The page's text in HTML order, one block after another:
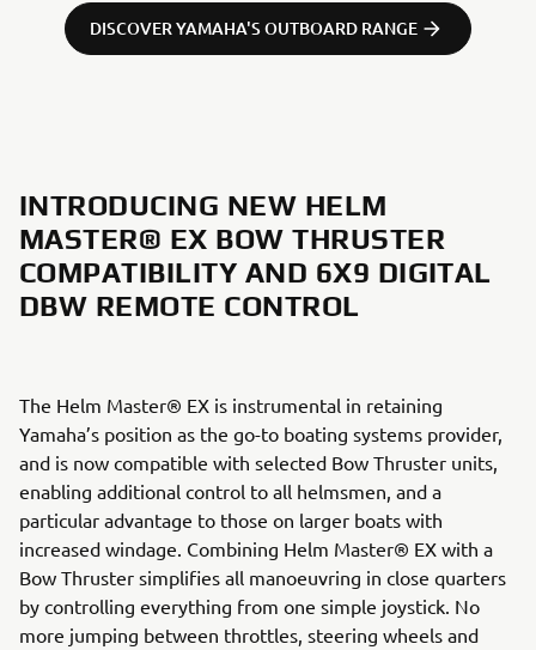
DISCOVER YAMAHA'S OUTBOARD RANGE
INTRODUCING NEW HELM
MASTER® EX BOW THRUSTER
COMPATIBILITY AND 6X9 DIGITAL
DBW REMOTE CONTROL
The Helm Master® EX is instrumental in retaining
Yamaha’s position as the go-to boating systems provider,
and is now compatible with selected Bow Thruster units,
enabling additional control to all helmsmen, and a
particular advantage to those on larger boats with
increased windage. Combining Helm Master® EX with a
Bow Thruster simplifies all manoeuvring in close quarters
by controlling everything from one simple joystick. No
more jumping between throttles, steering wheels and